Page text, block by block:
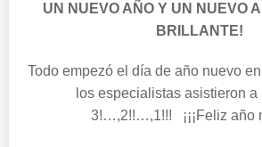
UN NUEVO AÑO Y UN NUEVO
BRILLANTE!
Todo empezó el día de año nuevo
los especialistas asistieron
3!…,2!!…,1!!! ¡¡¡Feliz año